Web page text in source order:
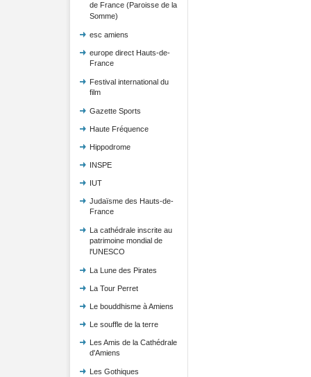
de France (Paroisse de la
Somme)
esc amiens
europe direct Hauts-de-
France
Festival international du
film
Gazette Sports
Haute Fréquence
Hippodrome
INSPE
IUT
Judaïsme des Hauts-de-
France
La cathédrale inscrite au
patrimoine mondial de
l'UNESCO
La Lune des Pirates
La Tour Perret
Le bouddhisme à Amiens
Le souffle de la terre
Les Amis de la Cathédrale
d'Amiens
Les Gothiques